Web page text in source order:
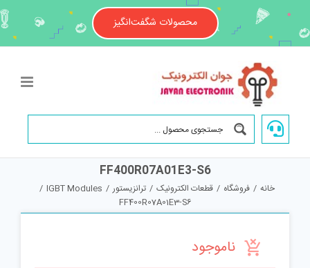
content
محصولات شگفت‌انگیز
FF400R07A01E3-S6
خانه / فروشگاه / قطعات الکترونیک / ترانزیستور /
IGBT Modules
/
FF400R07A01E3-S6
ناموجود